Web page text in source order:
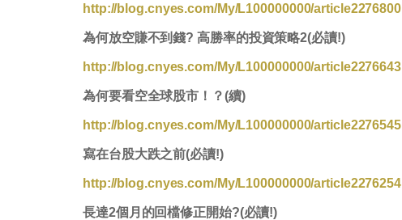
http://blog.cnyes.com/My/L100000000/article2276800
為何放空賺不到錢?高勝率的投資策略2(必讀!)
http://blog.cnyes.com/My/L100000000/article2276643
為何要看空全球股市！？(續)
http://blog.cnyes.com/My/L100000000/article2276545
寫在台股大跌之前(必讀!)
http://blog.cnyes.com/My/L100000000/article2276254
長達2個月的回檔修正開始?(必讀!)